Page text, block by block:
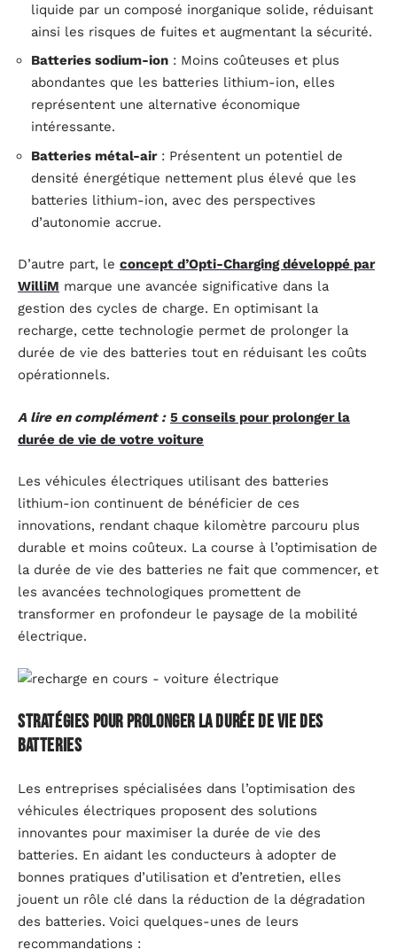
liquide par un composé inorganique solide, réduisant
ainsi les risques de fuites et augmentant la sécurité.
Batteries sodium-ion : Moins coûteuses et plus
abondantes que les batteries lithium-ion, elles
représentent une alternative économique
intéressante.
Batteries métal-air: Présentent un potentiel de
densité énergétique nettement plus élevé que les
batteries lithium-ion, avec des perspectives
d’autonomie accrue.
D’autre part, le concept d’Opti-Charging développé par
WilliM marque une avancée significative dans la
gestion des cycles de charge. En optimisant la
recharge, cette technologie permet de prolonger la
durée de vie des batteries tout en réduisant les coûts
opérationnels.
A lire en complément : 5 conseils pour prolonger la
durée de vie de votre voiture
Les véhicules électriques utilisant des batteries
lithium-ion continuent de bénéficier de ces
innovations, rendant chaque kilomètre parcouru plus
durable et moins coûteux. La course à l’optimisation de
la durée de vie des batteries ne fait que commencer, et
les avancées technologiques promettent de
transformer en profondeur le paysage de la mobilité
électrique.
Stratégies pour prolonger la durée de vie des
batteries
Les entreprises spécialisées dans l’optimisation des
véhicules électriques proposent des solutions
innovantes pour maximiser la durée de vie des
batteries. En aidant les conducteurs à adopter de
bonnes pratiques d’utilisation et d’entretien, elles
jouent un rôle clé dans la réduction de la dégradation
des batteries. Voici quelques-unes de leurs
recommandations :